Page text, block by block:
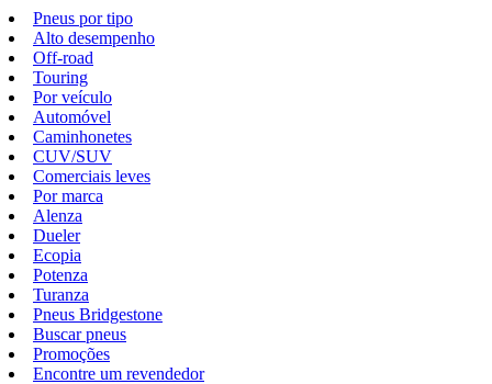
Pneus por tipo
Alto desempenho
Off-road
Touring
Por veículo
Automóvel
Caminhonetes
CUV/SUV
Comerciais leves
Por marca
Alenza
Dueler
Ecopia
Potenza
Turanza
Pneus Bridgestone
Buscar pneus
Promoções
Encontre um revendedor